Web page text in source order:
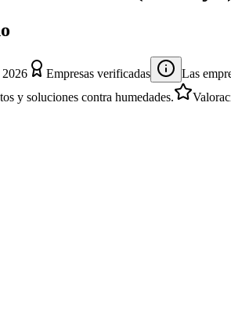
2026 Empresas verificadas
Las
y soluciones contra humedades.